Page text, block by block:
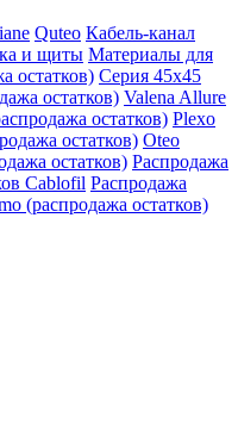
Quteo Кабель-канал
и щиты Материалы для
остатков) Серия 45х45
остатков) Valena Allure
остатков) Plexo
остатков) Oteo
остатков) Распродажа
Cablofil Распродажа
(распродажа остатков)